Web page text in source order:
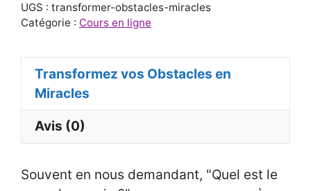
UGS : transformer-obstacles-miracles
Catégorie : Cours en ligne
Transformez vos Obstacles en
Miracles
Avis (0)
Souvent en nous demandant, "Quel est le